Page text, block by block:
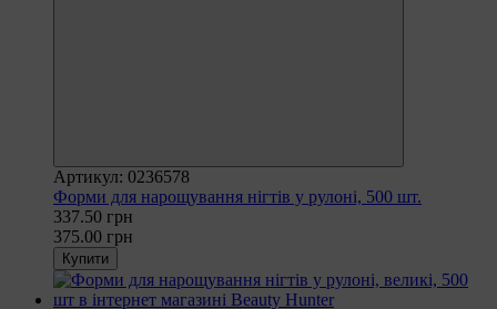
Артикул: 0236578
Форми для нарощування нігтів у рулоні, 500 шт.
337.50 грн
375.00 грн
Купити